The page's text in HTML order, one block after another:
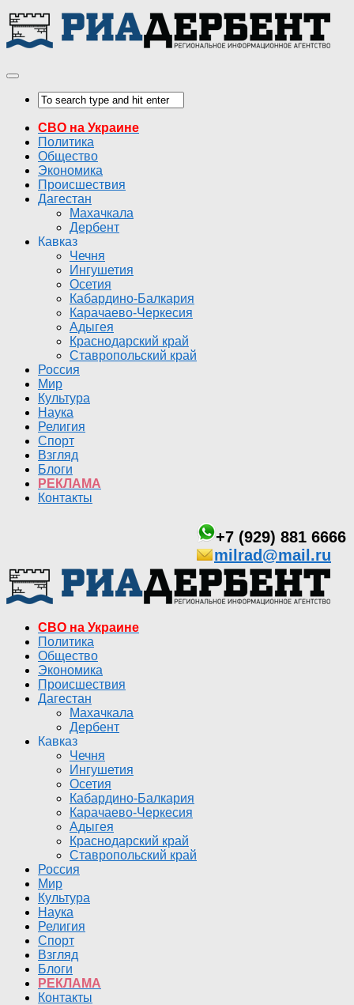
СВО на Украине
Политика
Общество
Экономика
Происшествия
Дагестан
Махачкала
Дербент
Кавказ
Чечня
Ингушетия
Осетия
Кабардино-Балкария
Карачаево-Черкесия
Адыгея
Краснодарский край
Ставропольский край
Россия
Мир
Культура
Наука
Религия
Спорт
Взгляд
Блоги
РЕКЛАМА
Контакты
+7 (929) 881 6666
milrad@mail.ru
СВО на Украине
Политика
Общество
Экономика
Происшествия
Дагестан
Махачкала
Дербент
Кавказ
Чечня
Ингушетия
Осетия
Кабардино-Балкария
Карачаево-Черкесия
Адыгея
Краснодарский край
Ставропольский край
Россия
Мир
Культура
Наука
Религия
Спорт
Взгляд
Блоги
РЕКЛАМА
Контакты